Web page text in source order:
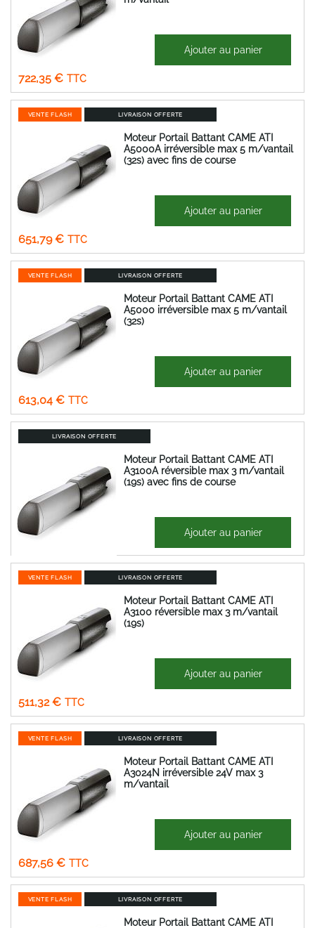
722,35 €
1 021,50 € Ajouter au panier
VENTE FLASH LIVRAISON OFFERTE
Moteur Portail Battant CAME ATI
A5000A irréversible max 5 m/vantail
(32s) avec fins de course
651,79 €
921,74 € Ajouter au panier
VENTE FLASH LIVRAISON OFFERTE
Moteur Portail Battant CAME ATI
A5000 irréversible max 5 m/vantail
(32s)
613,04 €
866,94 € Ajouter au panier
LIVRAISON OFFERTE
Moteur Portail Battant CAME ATI
A3100A réversible max 3 m/vantail
(19s) avec fins de course
717,95 €
598,29 € Ajouter au panier
VENTE FLASH LIVRAISON OFFERTE
Moteur Portail Battant CAME ATI
A3100 réversible max 3 m/vantail
(19s)
511,32 €
782,63 € Ajouter au panier
VENTE FLASH LIVRAISON OFFERTE
Moteur Portail Battant CAME ATI
A3024N irréversible 24V max 3
m/vantail
687,56 €
972,33 € Ajouter au panier
VENTE FLASH LIVRAISON OFFERTE
Moteur Portail Battant CAME ATI